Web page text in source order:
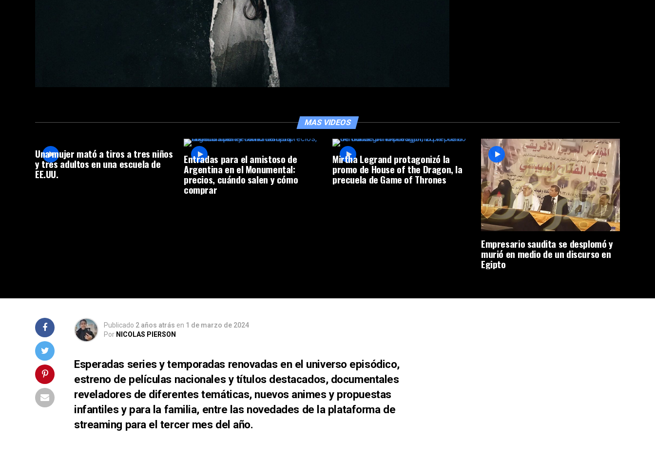
MAS VIDEOS
Una mujer mató a tiros a tres niños
y tres adultos en una escuela de
EE.UU.
Entradas para el amistoso de
Argentina en el Monumental:
precios, cuándo salen y cómo
comprar
Mirtha Legrand protagonizó la
promo de House of the Dragon, la
precuela de Game of Thrones
Empresario saudita se desplomó y
murió en medio de un discurso en
Egipto
Publicado 2 años atrás en 1 de marzo de 2024
Por NICOLAS PIERSON
Esperadas series y temporadas renovadas en el universo episódico,
estreno de películas nacionales y títulos destacados, documentales
reveladores de diferentes temáticas, nuevos animes y propuestas
infantiles y para la familia, entre las novedades de la plataforma de
streaming para el tercer mes del año.